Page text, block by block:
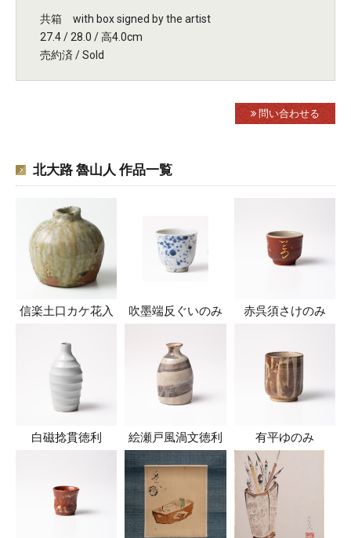
共箱 with box signed by the artist
27.4 / 28.0 / 高4.0cm
売約済 / Sold
問い合わせる
北大路 魯山人 作品一覧
信楽土口カケ花入 吹墨端反ぐいのみ 赤呉須さけのみ
白磁捻貫徳利 絵瀬戸風渦文徳利 有平ゆのみ